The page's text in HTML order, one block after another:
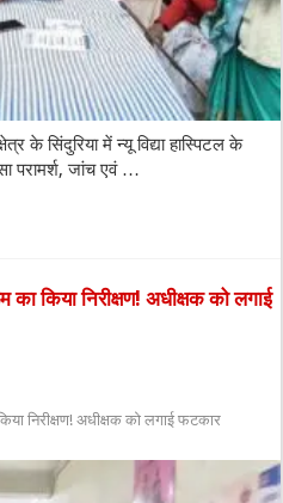
के सिंदुरिया में न्यू विद्या हास्पिटल के
परामर्श, जांच एवं …
किया निरीक्षण! अधीक्षक को लगाई
निरीक्षण! अधीक्षक को लगाई फटकार